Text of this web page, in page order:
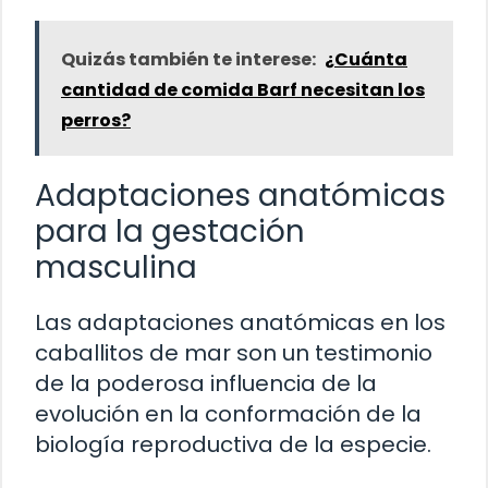
Quizás también te interese: ¿Cuánta
cantidad de comida Barf necesitan los
perros?
Adaptaciones anatómicas
para la gestación
masculina
Las adaptaciones anatómicas en los
caballitos de mar son un testimonio
de la poderosa influencia de la
evolución en la conformación de la
biología reproductiva de la especie.